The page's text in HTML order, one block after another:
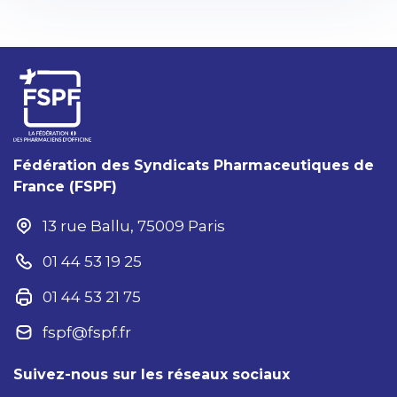
Fédération des Syndicats Pharmaceutiques de
France (FSPF)
13 rue Ballu, 75009 Paris
01 44 53 19 25
01 44 53 21 75
fspf@fspf.fr
Suivez-nous sur les réseaux sociaux